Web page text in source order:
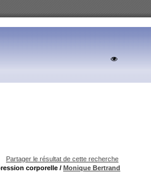
Partager le résultat de cette recherche
corporelle / Monique Bertrand